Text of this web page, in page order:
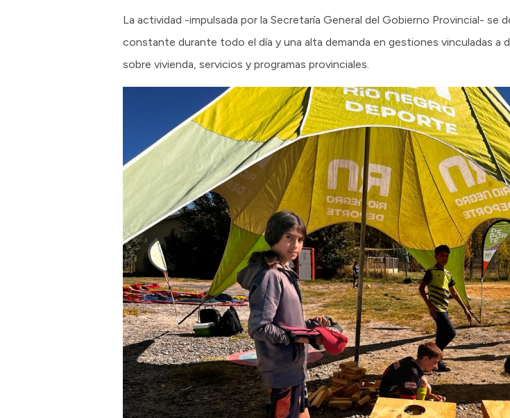
La actividad -impulsada por la Secretaría General del Gobierno Provincial- se
constante durante todo el día y una alta demanda en gestiones vinculadas
sobre vivienda, servicios y programas provinciales.